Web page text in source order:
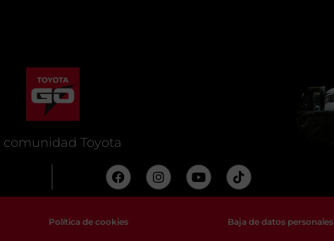
comunidad Toyota
Política de cookies Baja de datos personales